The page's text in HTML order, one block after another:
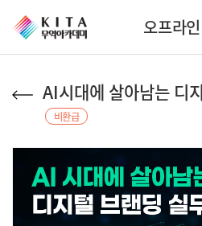
오프라인
AI시대에 살아남는 디
비환급